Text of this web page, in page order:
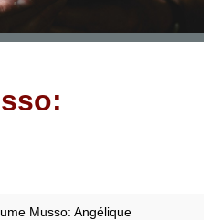
Musso: Angélique